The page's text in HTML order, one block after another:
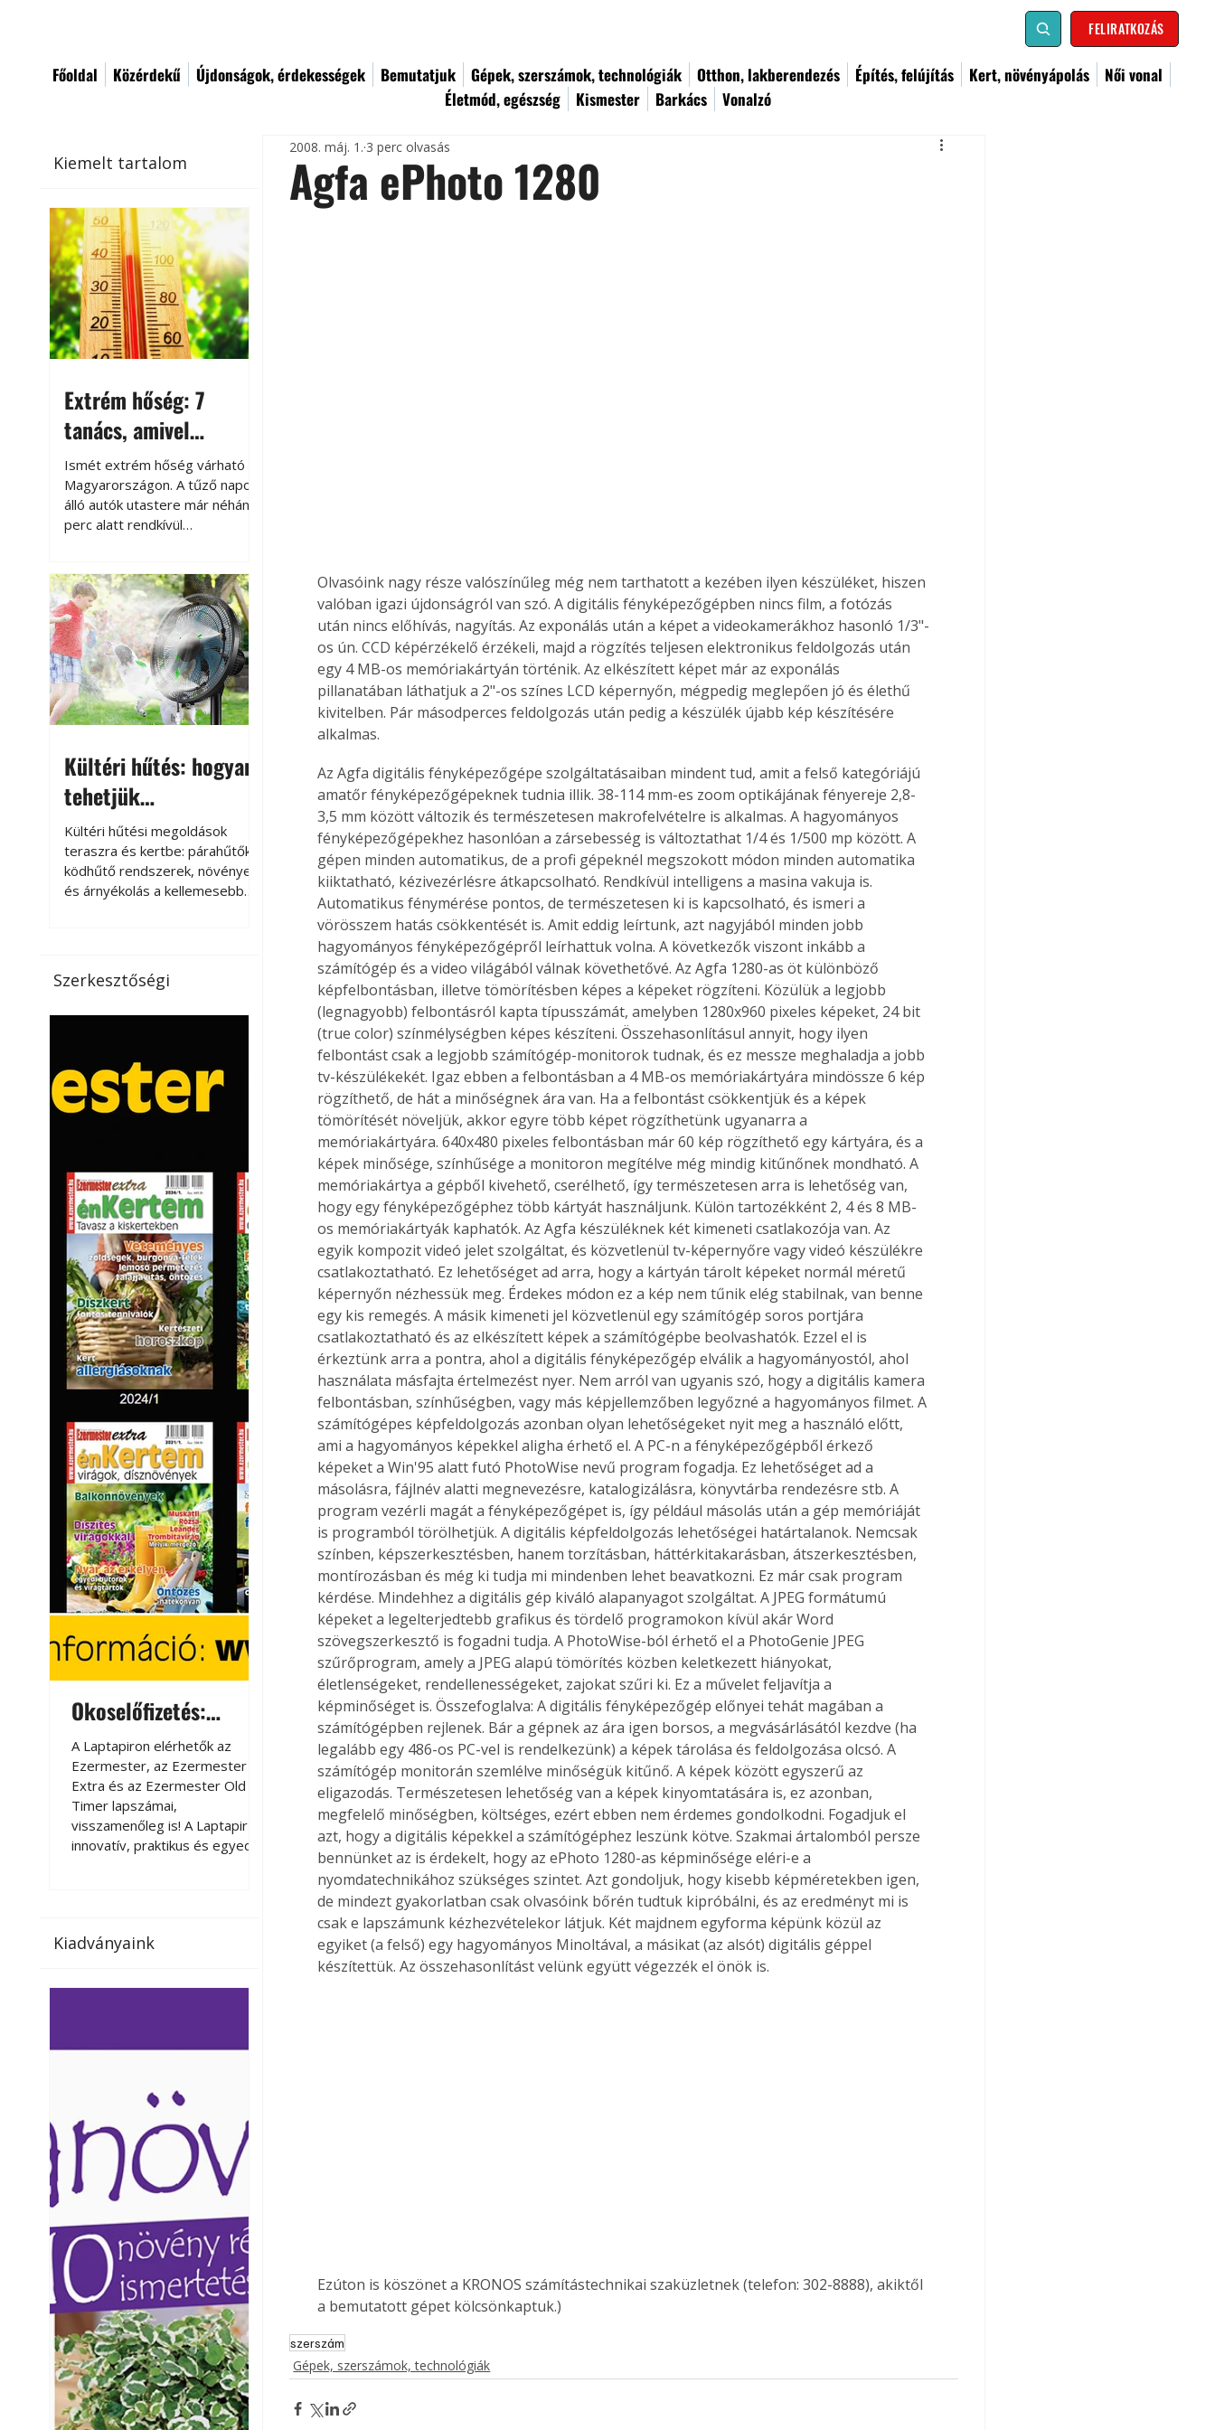
FELIRATKOZÁS
Főoldal Közérdekű Újdonságok, érdekességek Bemutatjuk Gépek, szerszámok, technológiák Otthon, lakberendezés Építés, felújítás Kert, növényápolás
Női vonal
Életmód, egészség
Kismester Barkács Vonalzó
Kiemelt tartalom
Extrém hőség: 7
tanács, amivel
megóvhatjuk
autónkat a nyári
károktól
Ismét extrém hőség várható
Magyarországon. A tűző napon
álló autók utastere már néhány
perc alatt rendkívül
megközelítheti. Ez nemcsak a
beszállást teszi kellemetlenné,
hanem az autó állapotára és a
benne hagyott tárgyakra is
káros hatással lehet. Néhány
egyszerű óvintézkedéssel
azonban jelentősen
csökkenthetjük a hőség káros
Kültéri hűtés: hogyan
tehetjük
kellemesebbé a
teraszt és a kertet?
Kültéri hűtési megoldások
teraszra és kertbe: párahűtők,
ködhűtő rendszerek, növények
és árnyékolás a kellemesebb
jelentőséget kapott, ahogy a
nyári hőhullámok gyakoribbá és
a megoldást a meleg ellen, ma
már egyre többen keresnek
olyan kültéri hűtési
vendégl
Szerkesztőségi
Okoselőfizetés:
Ezermester Extra
A Laptapiron elérhetők az
Ezermester, az Ezermester
Extra és az Ezermester Old
Timer lapszámai,
visszamenőleg is! A Laptapir új,
innovatív, praktikus és egyedi
az otthonában, útközben vagy
elérhetők lapszámaink. Bárhol,
Okoselőfizetés
A Laptapiron elérhetők az
Ezermester, az Ezermester
Extra és az Ezermester Old
Timer lapszámai,
visszamenőleg is! A Laptapir új,
innovatív, praktikus és egyedi
megoldás a nyomtatott
magazinok digitális olvasására
számítógépen, okostelefonon
vagy táblagépen. Kényelmesen
az otthonában, útközben vagy
nyaralás, pihenés alatt is
Együtt jobban megéri!
Bővebb információ itt!
Együtt jobban megéri! A
könyvek tetszőleges
párosítással kedvezményes
áron, 0 Ft postaköltséggel
megrendelhetők!
Kiadványaink
Agfa ePhoto 1280
2008. máj. 1. 3 perc olvasás
Olvasóink nagy része valószínűleg még nem tarthatott a kezében ilyen készüléket, hiszen
valóban igazi újdonságról van szó. A digitális fényképezőgépben nincs film, a fotózás
után nincs előhívás, nagyítás. Az exponálás után a képet a videokamerákhoz hasonló 1/3"-
os ún. CCD képérzékelő érzékeli, majd a rögzítés teljesen elektronikus feldolgozás után
egy 4 MB-os memóriakártyán történik. Az elkészített képet már az exponálás
pillanatában láthatjuk a 2"-os színes LCD képernyőn, mégpedig meglepően jó és élethű
kivitelben. Pár másodperces feldolgozás után pedig a készülék újabb kép készítésére
alkalmas.
Az Agfa digitális fényképezőgépe szolgáltatásaiban mindent tud, amit a felső kategóriájú
amatőr fényképezőgépeknek tudnia illik. 38-114 mm-es zoom optikájának fényereje 2,8-
3,5 mm között változik és természetesen makrofelvételre is alkalmas. A hagyományos
fényképezőgépekhez hasonlóan a zársebesség is változtathat 1/4 és 1/500 mp között. A
gépen minden automatikus, de a profi gépeknél megszokott módon minden automatika
kiiktatható, kézivezérlésre átkapcsolható. Rendkívül intelligens a masina vakuja is.
Automatikus fénymérése pontos, de természetesen ki is kapcsolható, és ismeri a
vörösszem hatás csökkentését is. Amit eddig leírtunk, azt nagyjából minden jobb
hagyományos fényképezőgépről leírhattuk volna. A következők viszont inkább a
számítógép és a video világából válnak követhetővé. Az Agfa 1280-as öt különböző
képfelbontásban, illetve tömörítésben képes a képeket rögzíteni. Közülük a legjobb
(legnagyobb) felbontásról kapta típusszámát, amelyben 1280x960 pixeles képeket, 24 bit
(true color) színmélységben képes készíteni. Összehasonlításul annyit, hogy ilyen
felbontást csak a legjobb számítógép-monitorok tudnak, és ez messze meghaladja a jobb
tv-készülékekét. Igaz ebben a felbontásban a 4 MB-os memóriakártyára mindössze 6 kép
rögzíthető, de hát a minőségnek ára van. Ha a felbontást csökkentjük és a képek
tömörítését növeljük, akkor egyre több képet rögzíthetünk ugyanarra a
memóriakártyára. 640x480 pixeles felbontásban már 60 kép rögzíthető egy kártyára, és a
képek minősége, színhűsége a monitoron megítélve még mindig kitűnőnek mondható. A
memóriakártya a gépből kivehető, cserélhető, így természetesen arra is lehetőség van,
hogy egy fényképezőgéphez több kártyát használjunk. Külön tartozékként 2, 4 és 8 MB-
os memóriakártyák kaphatók. Az Agfa készüléknek két kimeneti csatlakozója van. Az
egyik kompozit videó jelet szolgáltat, és közvetlenül tv-képernyőre vagy videó készülékre
csatlakoztatható. Ez lehetőséget ad arra, hogy a kártyán tárolt képeket normál méretű
képernyőn nézhessük meg. Érdekes módon ez a kép nem tűnik elég stabilnak, van benne
egy kis remegés. A másik kimeneti jel közvetlenül egy számítógép soros portjára
csatlakoztatható és az elkészített képek a számítógépbe beolvashatók. Ezzel el is
érkeztünk arra a pontra, ahol a digitális fényképezőgép elválik a hagyományostól, ahol
használata másfajta értelmezést nyer. Nem arról van ugyanis szó, hogy a digitális kamera
felbontásban, színhűségben, vagy más képjellemzőben legyőzné a hagyományos filmet. A
számítógépes képfeldolgozás azonban olyan lehetőségeket nyit meg a használó előtt,
ami a hagyományos képekkel aligha érhető el. A PC-n a fényképezőgépből érkező
képeket a Win'95 alatt futó PhotoWise nevű program fogadja. Ez lehetőséget ad a
másolásra, fájlnév alatti megnevezésre, katalogizálásra, könyvtárba rendezésre stb. A
program vezérli magát a fényképezőgépet is, így például másolás után a gép memóriáját
is programból törölhetjük. A digitális képfeldolgozás lehetőségei határtalanok. Nemcsak
színben, képszerkesztésben, hanem torzításban, háttérkitakarásban, átszerkesztésben,
montírozásban és még ki tudja mi mindenben lehet beavatkozni. Ez már csak program
kérdése. Mindehhez a digitális gép kiváló alapanyagot szolgáltat. A JPEG formátumú
képeket a legelterjedtebb grafikus és tördelő programokon kívül akár Word
szövegszerkesztő is fogadni tudja. A PhotoWise-ból érhető el a PhotoGenie JPEG
szűrőprogram, amely a JPEG alapú tömörítés közben keletkezett hiányokat,
életlenségeket, rendellenességeket, zajokat szűri ki. Ez a művelet feljavítja a
képminőséget is. Összefoglalva: A digitális fényképezőgép előnyei tehát magában a
számítógépben rejlenek. Bár a gépnek az ára igen borsos, a megvásárlásától kezdve (ha
legalább egy 486-os PC-vel is rendelkezünk) a képek tárolása és feldolgozása olcsó. A
számítógép monitorán szemlélve minőségük kitűnő. A képek között egyszerű az
eligazodás. Természetesen lehetőség van a képek kinyomtatására is, ez azonban,
megfelelő minőségben, költséges, ezért ebben nem érdemes gondolkodni. Fogadjuk el
azt, hogy a digitális képekkel a számítógéphez leszünk kötve. Szakmai ártalomból persze
bennünket az is érdekelt, hogy az ePhoto 1280-as képminősége eléri-e a
nyomdatechnikához szükséges szintet. Azt gondoljuk, hogy kisebb képméretekben igen,
de mindezt gyakorlatban csak olvasóink bőrén tudtuk kipróbálni, és az eredményt mi is
csak e lapszámunk kézhezvételekor látjuk. Két majdnem egyforma képünk közül az
egyiket (a felső) egy hagyományos Minoltával, a másikat (az alsót) digitális géppel
készítettük. Az összehasonlítást velünk együtt végezzék el önök is.
Ezúton is köszönet a KRONOS számítástechnikai szaküzletnek (telefon: 302-8888), akiktől
a bemutatott gépet kölcsönkaptuk.)
szerszám
Gépek, szerszámok, technológiák